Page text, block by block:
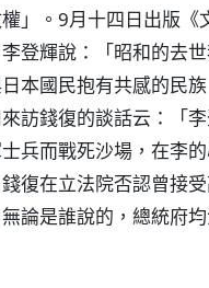
」。9月十四日出版《
登輝說：「昭和的去
本國民抱有共感的民
訪錢復的談話云：「
兵而戰死沙場，在李
復在立法院否認曾接
論是誰說的，總統府